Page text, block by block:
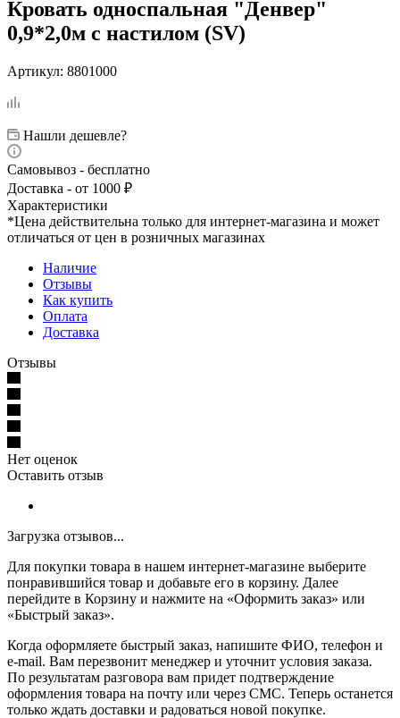
Кровать односпальная "Денвер"
0,9*2,0м с настилом (SV)
Артикул: 8801000
Нашли дешевле?
Самовывоз - бесплатно
Доставка - от 1000 ₽
Характеристики
*Цена действительна только для интернет-магазина и может
отличаться от цен в розничных магазинах
Наличие
Отзывы
Как купить
Оплата
Доставка
Отзывы
Нет оценок
Оставить отзыв
Загрузка отзывов...
Для покупки товара в нашем интернет-магазине выберите
понравившийся товар и добавьте его в корзину. Далее
перейдите в Корзину и нажмите на «Оформить заказ» или
«Быстрый заказ».
Когда оформляете быстрый заказ, напишите ФИО, телефон и
e-mail. Вам перезвонит менеджер и уточнит условия заказа.
По результатам разговора вам придет подтверждение
оформления товара на почту или через СМС. Теперь останется
только ждать доставки и радоваться новой покупке.